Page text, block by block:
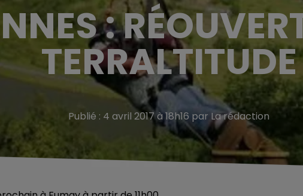
:
TERRALTITUDE
Publié : 4 avril 2017 à 18h16 par La rédaction